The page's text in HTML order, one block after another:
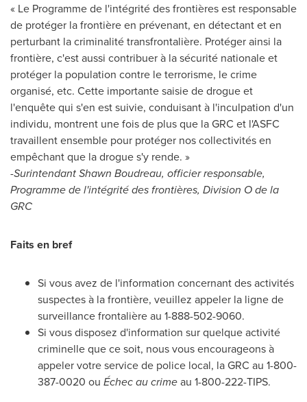
« Le Programme de l'intégrité des frontières est responsable
de protéger la frontière en prévenant, en détectant et en
perturbant la criminalité transfrontalière. Protéger ainsi la
frontière, c'est aussi contribuer à la sécurité nationale et
protéger la population contre le terrorisme, le crime
organisé, etc. Cette importante saisie de drogue et
l'enquête qui s'en est suivie, conduisant à l'inculpation d'un
individu, montrent une fois de plus que la GRC et l'ASFC
travaillent ensemble pour protéger nos collectivités en
empêchant que la drogue s'y rende. »
-SurintendantShawn Boudreau, officier responsable,
Programme de l'intégrité des frontières, Division O de la
GRC
Faits en bref
Si vous avez de l'information concernant des activités
suspectes à la frontière, veuillez appeler la ligne de
surveillance frontalière au 1-888-502-9060.
Si vous disposez d'information sur quelque activité
criminelle que ce soit, nous vous encourageons à
appeler votre service de police local, la GRC au 1-800-
387-0020 ou Échec au crimeau 1-800-222-TIPS.